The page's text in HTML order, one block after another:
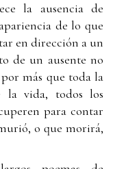
la ausencia de
de lo que
en dirección a un
de un ausente no
más que toda la
la vida, todos los
para contar
o que morirá,